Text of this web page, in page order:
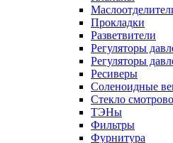
Прокладки
Разветвители
Регуляторы
Регуляторы
Ресиверы
Соленоидные
Стекло
ТЭНы
Фильтры
Фурнитура